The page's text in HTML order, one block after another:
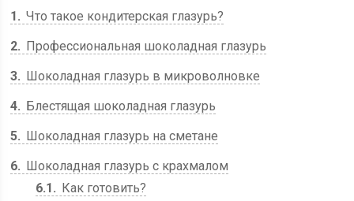
1
Что такое кондитерская глазурь?
2
Профессиональная шоколадная глазурь
3
Шоколадная глазурь в микроволновке
4
Блестящая шоколадная глазурь
5
Шоколадная глазурь на сметане
6
Шоколадная глазурь с крахмалом
6.1
Как готовить?